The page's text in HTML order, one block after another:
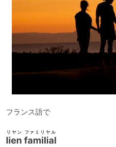
フランス語で
lien familial
リヤン ファミリヤル